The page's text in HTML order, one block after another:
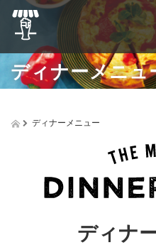
ディナーメニュ
ディナーメニュー
ディナ